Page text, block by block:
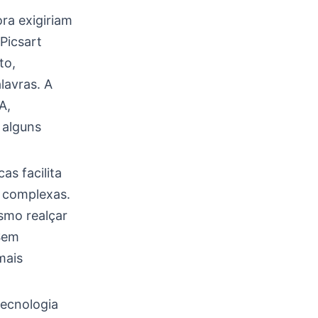
exigiriam
A
facilita
realçar